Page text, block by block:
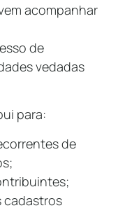
acompanhar
de
vedadas
para:
de
cadastros